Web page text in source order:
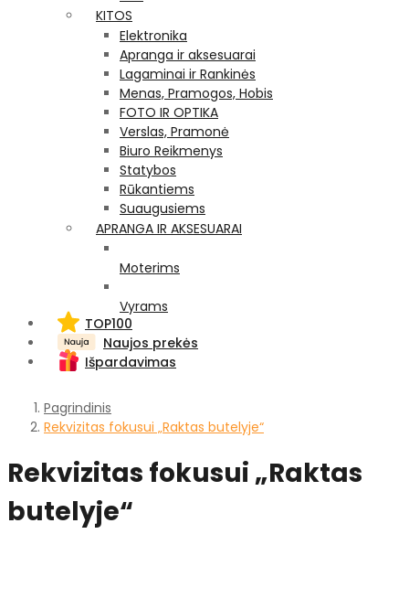
KITOS
Elektronika
Apranga ir aksesuarai
Lagaminai ir Rankinės
Menas, Pramogos, Hobis
FOTO IR OPTIKA
Verslas, Pramonė
Biuro Reikmenys
Statybos
Rūkantiems
Suaugusiems
APRANGA IR AKSESUARAI
Moterims
Vyrams
TOP100
Naujos prekės
Išpardavimas
Pagrindinis
Rekvizitas fokusui „Raktas butelyje“
Rekvizitas fokusui „Raktas
butelyje“